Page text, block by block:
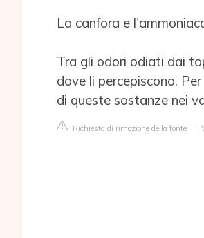
La canfora e
Tra gli odori odiati dai
dove li percepiscono.
di queste sostanze nei
Richiesta di rimozione della fonte |